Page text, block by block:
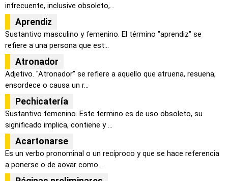
infrecuente, inclusive obsoleto,...
Aprendiz
Sustantivo masculino y femenino. El término "aprendiz" se
refiere a una persona que est...
Atronador
Adjetivo. "Atronador" se refiere a aquello que atruena, resuena,
ensordece o causa un r...
Pechicatería
Sustantivo femenino. Este termino es de uso obsoleto, su
significado implica, contiene y ...
Acartonarse
Es un verbo pronominal o un recíproco y que se hace referencia
a ponerse o de aovar como ...